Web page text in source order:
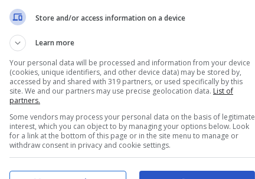
Hummus di peperoni arrosto, ricetta sfiziosa – buttalapasta.it
pronti che potete comprare al supermercato,
e peperoni ha davvero una marcia in più. Se
super saporita.
Store and/or access information on a device
Learn more
Your personal data will be processed and information from your device
(cookies, unique identifiers, and other device data) may be stored by,
accessed by and shared with 319 partners, or used specifically by this
site. We and our partners may use precise geolocation data. List of
partners.
Some vendors may process your personal data on the basis of legitimate
interest, which you can object to by managing your options below. Look
for a link at the bottom of this page or in the site menu to manage or
withdraw consent in privacy and cookie settings.